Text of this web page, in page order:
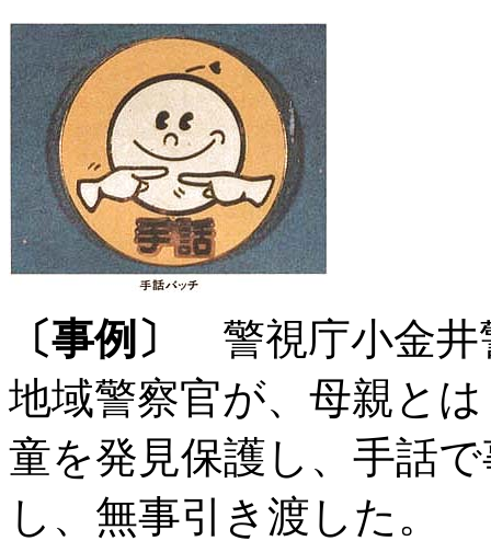
〔事例〕
警視庁小金井
地域警察官が、母親と
童を発見保護し、手話
し、無事引き渡した。